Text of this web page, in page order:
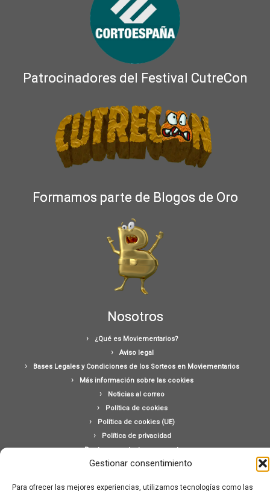
Gestionar consentimiento
Para ofrecer las mejores experiencias, utilizamos tecnologías como las
Patrocinadores del Festival CutreCon
Formamos parte de Blogos de Oro
Nosotros
¿Qué es Moviementarios?
Aviso legal
Bases Legales y Condiciones de los Sorteos en Moviementarios
Más información sobre las cookies
Noticias al correo
Política de cookies
Política de cookies (UE)
Política de privacidad
Ponte en contacto con nosotros